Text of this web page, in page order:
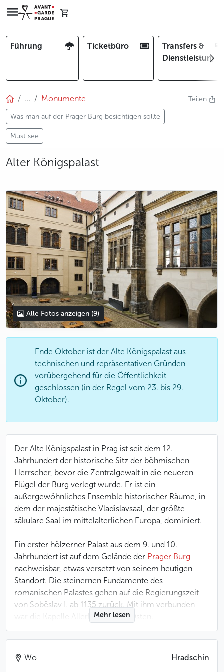
Führung Ticketbüro
Transfers &
… Monumente
Was man auf der Prager Burg besichtigen sollte
Must see
Teilen
Alter Königspalast
photo 5
photo 6
photo 7
photo 8
photo 9
Alle Fotos anzeigen (9)
Ende Oktober ist der Alte Königspalast aus
technischen und repräsentativen Gründen
vorübergehend für die Öffentlichkeit
geschlossen (in der Regel vom 23. bis 29.
Oktober).
Der Alte Königspalast in Prag ist seit dem 12.
Jahrhundert der historische Sitz der böhmischen
Herrscher, bevor die Zentralgewalt in die neueren
Flügel der Burg verlegt wurde. Er ist ein
außergewöhnliches Ensemble historischer Räume, in
dem der majestätische Vladislavsaal, der größte
säkulare Saal im mittelalterlichen Europa, dominiert.
Ein erster hölzerner Palast aus dem 9. und 10.
Jahrhundert ist auf dem Gelände der Prager Burg
nachweisbar, etwas versetzt von seinem heutigen
Standort. Die steinernen Fundamente des
romanischen Palastes gehen auf die Regierungszeit
von Soběslav I. ab 1135 zurück. Mit ihm verbunden
war die Kapelle Allerheiligen im Osten.
Zwei entscheidende Bauperioden haben das heutige
Aussehen des Königspalastes größtenteils geprägt: die
von Karl IV. im 14. Jahrhundert eingeleiteten Arbeiten
Mehr lesen
Wo Hradschin